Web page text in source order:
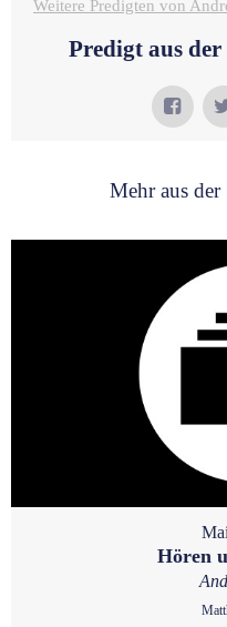
Weitere Predigten von
Predigt aus
Mehr aus der
Hören